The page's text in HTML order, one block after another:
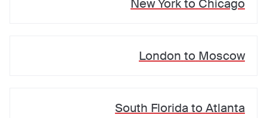
New Yorkto Chicago
London to Moscow
South Florida to Atlanta